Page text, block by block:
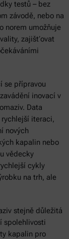
testů – bez
závodě, nebo na
norem umožňuje
zajišťovat
se přípravou
inovací v
Data
rychlejší iteraci,
nových
kapalin nebo
vědecky
cykly
na trh, ale
stejně důležitá
spolehlivosti
kapalin pro